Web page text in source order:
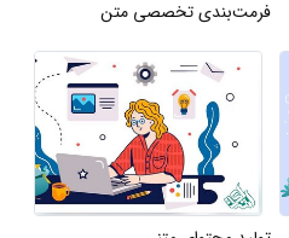
فرمت‌بندی تخصصی متن